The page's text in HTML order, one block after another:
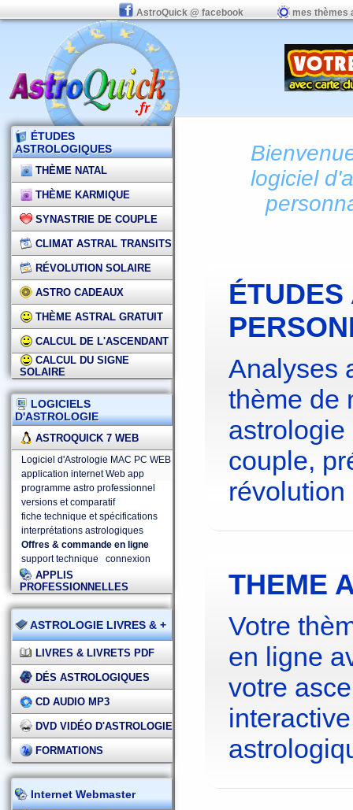
AstroQuick @ facebook mes thèmes
ÉTUDES
ASTROLOGIQUES
THÈME NATAL
THÈME KARMIQUE
SYNASTRIE DE COUPLE
CLIMAT ASTRAL TRANSITS
RÉVOLUTION SOLAIRE
ASTRO CADEAUX
THÈME ASTRAL GRATUIT
CALCUL DE L'ASCENDANT
CALCUL DU SIGNE
SOLAIRE
LOGICIELS
D'ASTROLOGIE
ASTROQUICK 7 WEB
Logiciel d'Astrologie MAC PC WEB
application internet Web app
programme astro professionnel
versions et comparatif
fiche technique et spécifications
interprétations astrologiques
Offres & commande en ligne
support technique
connexion
APPLIS
PROFESSIONNELLES
ASTROLOGIE LIVRES & +
LIVRES & LIVRETS PDF
DÉS ASTROLOGIQUES
CD AUDIO MP3
DVD VIDÉO D'ASTROLOGIE
FORMATIONS
Internet Webmaster
logiciel
Analyses
thème de
couple,
THEME
Votre
en ligne
votre